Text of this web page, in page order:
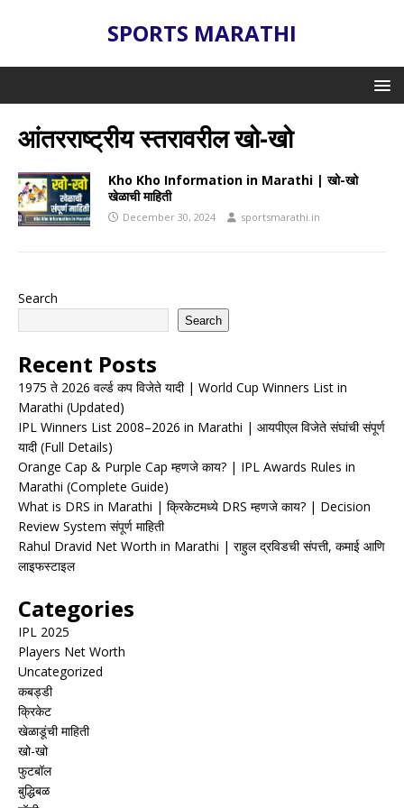
SPORTS MARATHI
आंतरराष्ट्रीय स्तरावरील खो-खो
Kho Kho Information in Marathi | खो-खो
खेळाची माहिती
December 30, 2024 sportsmarathi.in
Search
Search
Recent Posts
1975 ते 2026 वर्ल्ड कप विजेते यादी | World Cup Winners List in
Marathi (Updated)
IPL Winners List 2008–2026 in Marathi | आयपीएल विजेते संघांची संपूर्ण
यादी (Full Details)
Orange Cap & Purple Cap म्हणजे काय? | IPL Awards Rules in
Marathi (Complete Guide)
What is DRS in Marathi | क्रिकेटमध्ये DRS म्हणजे काय? | Decision
Review System संपूर्ण माहिती
Rahul Dravid Net Worth in Marathi | राहुल द्रविडची संपत्ती, कमाई आणि
लाइफस्टाइल
Categories
IPL 2025
Players Net Worth
Uncategorized
कबड्डी
क्रिकेट
खेळाडूंची माहिती
खो-खो
फुटबॉल
बुद्धिबळ